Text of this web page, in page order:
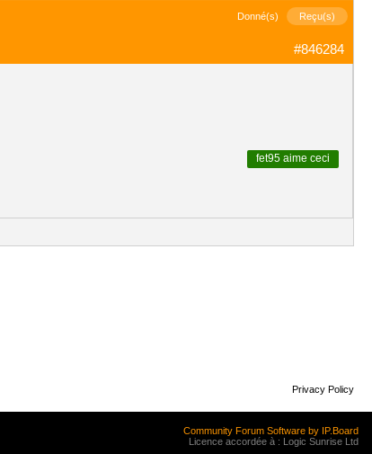
Donné(s) Reçu(s)
#846284
fet95 aime ceci
Privacy Policy
Community Forum Software by IP.Board
Licence accordée à : Logic Sunrise Ltd